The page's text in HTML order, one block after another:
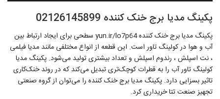
پکینگ مدیا برج خنک کننده 02126145899
پکینگ مدیا برج خنک کننده yun.ir/lo7p64 سطحی برای ایجاد ارتباط بین
آب و هوا در کولینگ تاور است. این قطعه از انواع مختلفی مانند مدیا فیلمی
، نت اسپلش ، رندوم اسپلش و تعداد بیشتری تولید می‌شود. پکینگ مدیا
کولینگ تاور آب را به قطرات کوچک‌تری تبدیل می‌کند که در روند خنک‌کاری
تاثیر بسزایی دارد. پکینگ مدیا برج خنک کننده را می‌توان از گروه صنعتی
تجهیز صنعت تتا خریداری کرد.